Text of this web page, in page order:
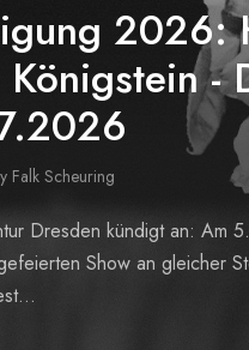
2026:
-
Falk Scheuring
Dresden kündigt an: Am
Show an gleicher